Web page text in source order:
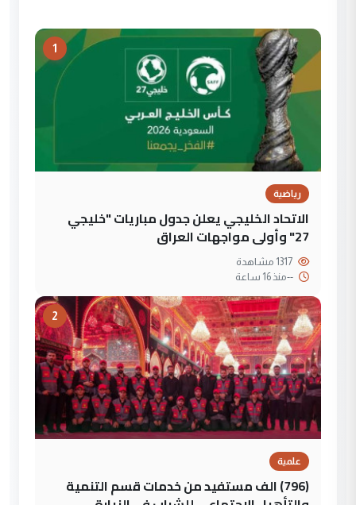
1
رياضية
الاتحاد الخليجي يعلن جدول مباريات "خليجي
27" وأولى مواجهات العراق
--منذ 16 ساعة
2
علمية
(796) الف مستفيد من خدمات قسم التنمية